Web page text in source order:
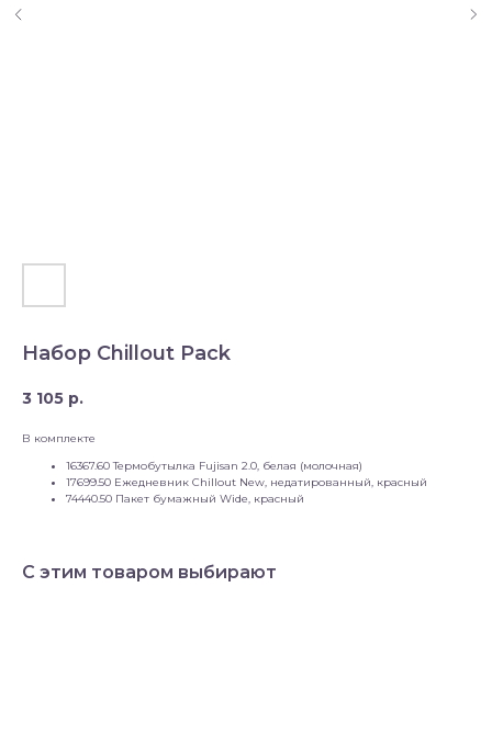
Набор Chillout Pack
3 105 р.
В комплекте
16367.60 Термобутылка Fujisan 2.0, белая (молочная)
17699.50 Ежедневник Chillout New, недатированный, красный
74440.50 Пакет бумажный Wide, красный
С этим товаром выбирают